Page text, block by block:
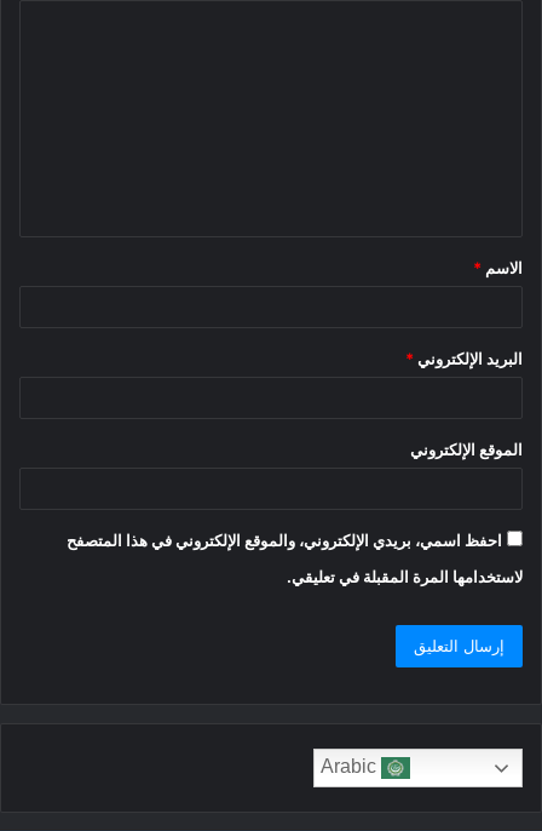
*
الاسم *
البريد الإلكتروني *
الموقع الإلكتروني
احفظ اسمي، بريدي الإلكتروني، والموقع الإلكتروني في هذا المتصفح
لاستخدامها المرة المقبلة في تعليقي.